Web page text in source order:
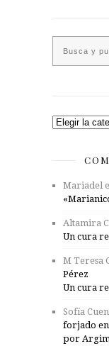
Categorías
Mariadel
Altamira
Un cura
M Teresa
Pérez
Un cura
Sofía
forjado en
por